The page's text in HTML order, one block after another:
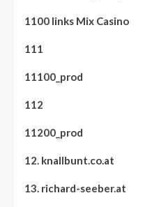
1100 links Mix Casino
111
11100_prod
112
11200_prod
12. knallbunt.co.at
13. richard-seeber.at